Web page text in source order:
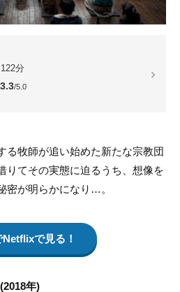
分
3.3/5.0
る牧師が追い始めた新たな宗教団
りてその実態に迫るうち、想像を
密が明らかになり…。
で見る！
年)